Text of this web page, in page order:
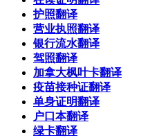
护照翻译
营业执照翻译
银行流水翻译
驾照翻译
加拿大枫叶卡翻译
疫苗接种证翻译
单身证明翻译
户口本翻译
绿卡翻译